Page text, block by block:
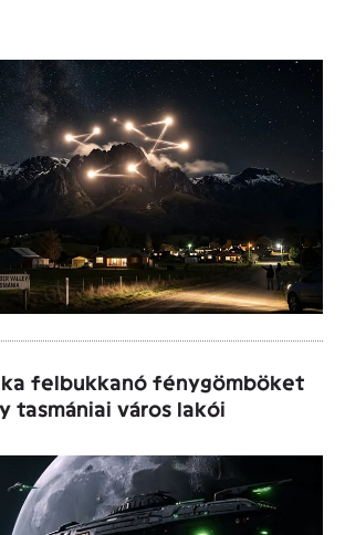
felbukkanó fénygömböket
tasmániai város lakói